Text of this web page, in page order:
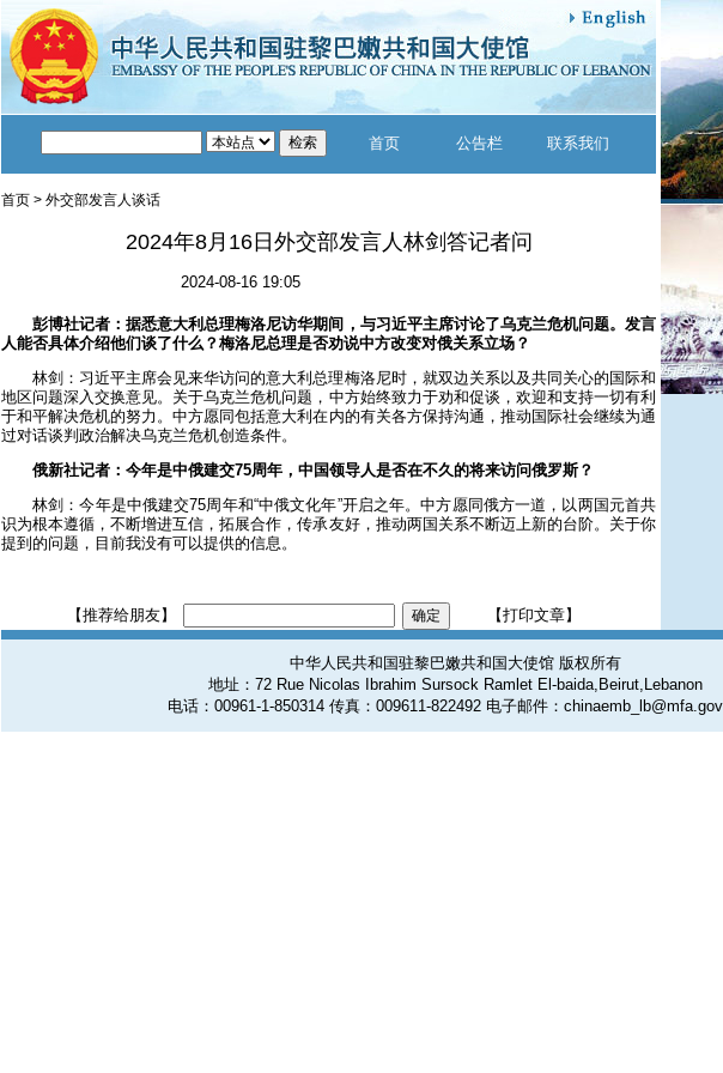
首页 公告栏 联系我们
首页 > 外交部发言人谈话
2024年8月16日外交部发言人林剑答记者问
2024-08-16 19:05
彭博社记者：据悉意大利总理梅洛尼访华期间，与习近平主席讨论了乌克兰危机问题。发言
人能否具体介绍他们谈了什么？梅洛尼总理是否劝说中方改变对俄关系立场？
林剑：习近平主席会见来华访问的意大利总理梅洛尼时，就双边关系以及共同关心的国际和
地区问题深入交换意见。关于乌克兰危机问题，中方始终致力于劝和促谈，欢迎和支持一切有利
于和平解决危机的努力。中方愿同包括意大利在内的有关各方保持沟通，推动国际社会继续为通
过对话谈判政治解决乌克兰危机创造条件。
俄新社记者：今年是中俄建交75周年，中国领导人是否在不久的将来访问俄罗斯？
林剑：今年是中俄建交75周年和“中俄文化年”开启之年。中方愿同俄方一道，以两国元首共
识为根本遵循，不断增进互信，拓展合作，传承友好，推动两国关系不断迈上新的台阶。关于你
提到的问题，目前我没有可以提供的信息。
【推荐给朋友】 【打印文章】
中华人民共和国驻黎巴嫩共和国大使馆 版权所有
地址：72 Rue Nicolas Ibrahim Sursock Ramlet El-baida,Beirut,Lebanon
电话：00961-1-850314 传真：009611-822492 电子邮件：